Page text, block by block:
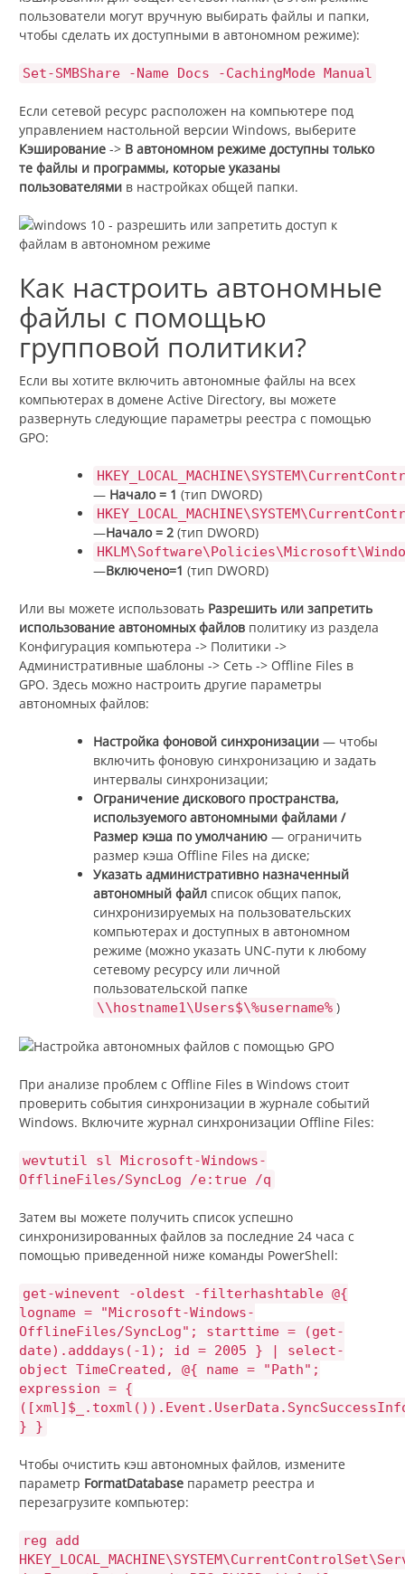
пользователи могут вручную выбирать файлы и папки,
чтобы сделать их доступными в автономном режиме):
Set-SMBShare -Name Docs -CachingMode Manual
Если сетевой ресурс расположен на компьютере под
управлением настольной версии Windows, выберите
Кэширование -> В автономном режиме доступны только
те файлы и программы, которые указаны
пользователями в настройках общей папки.
Как настроить автономные
файлы с помощью
групповой политики?
Если вы хотите включить автономные файлы на всех
компьютерах в домене Active Directory, вы можете
развернуть следующие параметры реестра с помощью
GPO:
— Начало = 1 (тип DWORD)
—Начало = 2 (тип DWORD)
—Включено=1 (тип DWORD)
Или вы можете использовать Разрешить или запретить
использование автономных файлов политику из раздела
Конфигурация компьютера -> Политики ->
Административные шаблоны -> Сеть -> Offline Files в
GPO. Здесь можно настроить другие параметры
автономных файлов:
Настройка фоновой синхронизации — чтобы
включить фоновую синхронизацию и задать
интервалы синхронизации;
Ограничение дискового пространства,
используемого автономными файлами /
Размер кэша по умолчанию — ограничить
размер кэша Offline Files на диске;
Указать административно назначенный
автономный файл список общих папок,
синхронизируемых на пользовательских
компьютерах и доступных в автономном
режиме (можно указать UNC-пути к любому
сетевому ресурсу или личной
пользовательской папке
\\hostname1\Users$\%username% )
При анализе проблем с Offline Files в Windows стоит
проверить события синхронизации в журнале событий
Windows. Включите журнал синхронизации Offline Files:
wevtutil sl Microsoft-Windows-
OfflineFiles/SyncLog /e:true /q
Затем вы можете получить список успешно
синхронизированных файлов за последние 24 часа с
помощью приведенной ниже команды PowerShell:
get-winevent -oldest -filterhashtable @{
logname = "Microsoft-Windows-
OfflineFiles/SyncLog"; starttime = (get-
date).adddays(-1); id = 2005 } | select-
object TimeCreated, @{ name = "Path";
expression = {
} }
Чтобы очистить кэш автономных файлов, измените
параметр FormatDatabase параметр реестра и
перезагрузите компьютер:
reg add